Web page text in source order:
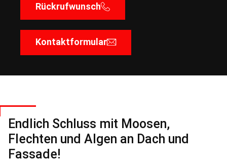
Rückrufwunsch
Kontaktformular
Endlich Schluss mit Moosen,
Flechten und Algen an Dach und
Fassade!